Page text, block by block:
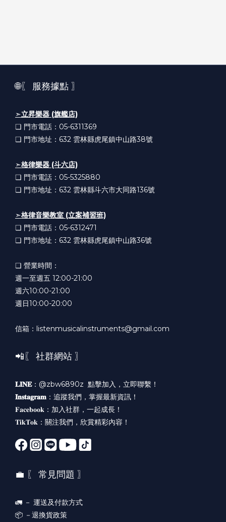
🌐〖 服務據點 〗
➣立昇樂器 (旗艦店)
❏ 門市電話：05-6311369
❏ 門市地址：632 雲林縣虎尾鎮中山路38號
➣格律樂器 (斗六店)
❏ 門市電話：05-5325880
❏ 門市地址：632 雲林縣斗六市大同路136號
➣格律音樂教室 (立案補習班)
❏ 門市電話：05-6312471
❏ 門市地址：632 雲林縣虎尾鎮中山路36號
❏ 營業時間：
週一至週五 12:00-21:00
週六10:00-21:00
週日10:00-20:00
信箱：listenmusicalinstruments@gmail.com
📲〖 社群網站 〗
𝐋𝐈𝐍𝐄：@zbw6890z 點擊加入，立即聯繫！
𝐈𝐧𝐬𝐭𝐚𝐠𝐫𝐚𝐦 ： 追蹤我們，掌握最新資訊！
𝐅𝐚𝐜𝐞𝐛𝐨𝐨𝐤： 加入社群，一起成長！
𝐓𝐢𝐤𝐓𝐨𝐤： 關注我們，欣賞精彩內容！
💼 〖 常見問題 〗
🚛 － 運送及付款方式
📦 － 退換貨政策